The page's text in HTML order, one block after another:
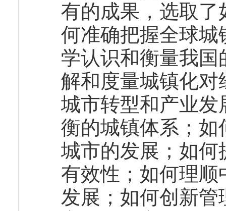
有的成果，选取
何准确把握全球
学认识和衡量我
解和度量城镇化
城市转型和产业
衡的城镇体系；
城市的发展；如
有效性；如何理
发展；如何创新